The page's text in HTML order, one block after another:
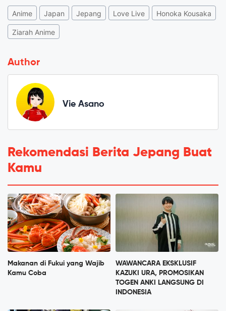
Anime Japan Jepang Love Live Honoka Kousaka
Ziarah Anime
Author
Vie Asano
Rekomendasi Berita Jepang Buat
Kamu
Makanan di Fukui yang Wajib
Kamu Coba
WAWANCARA EKSKLUSIF
KAZUKI URA, PROMOSIKAN
TOGEN ANKI LANGSUNG DI
INDONESIA